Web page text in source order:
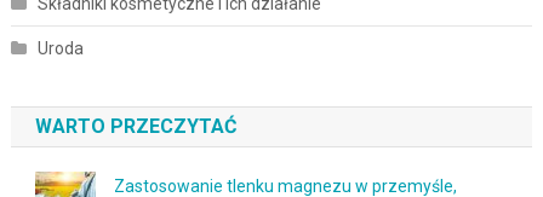
Uroda
WARTO PRZECZYTAĆ
Zastosowanie tlenku magnezu w przemyśle,